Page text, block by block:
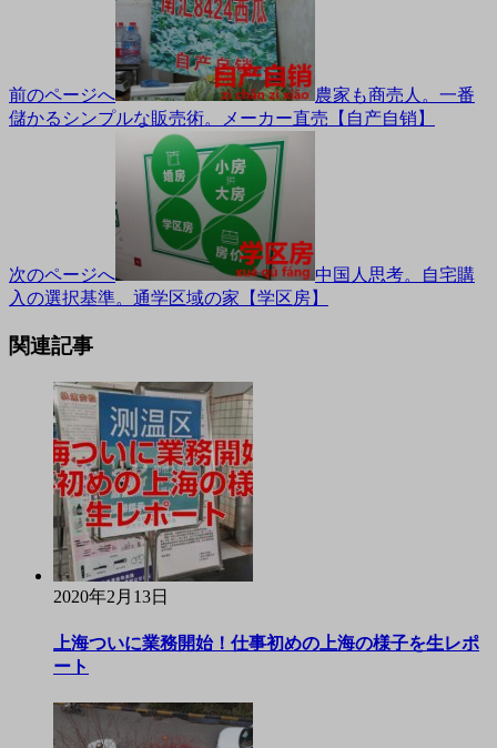
前のページへ
農家も商売人。一番
儲かるシンプルな販売術。メーカー直売【自产自销】
次のページへ
中国人思考。自宅購
入の選択基準。通学区域の家【学区房】
関連記事
2020年2月13日
上海ついに業務開始！仕事初めの上海の様子を生レポ
ート